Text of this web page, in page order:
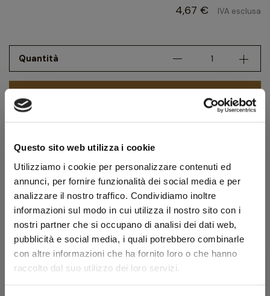
Questo sito web utilizza i cookie
Utilizziamo i cookie per personalizzare contenuti ed
annunci, per fornire funzionalità dei social media e per
analizzare il nostro traffico. Condividiamo inoltre
informazioni sul modo in cui utilizza il nostro sito con i
nostri partner che si occupano di analisi dei dati web,
pubblicità e social media, i quali potrebbero combinarle
con altre informazioni che ha fornito loro o che hanno
raccolto dal suo utilizzo dei loro servizi.
4,67 € IVA esclusa
Quantità
Potrebbero interessarti anche
favorite_border